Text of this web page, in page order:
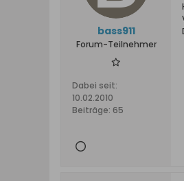
bass911
Forum-Teilnehmer
Dabei seit:
10.02.2010
Beiträge: 65